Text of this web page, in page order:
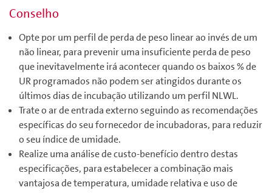
Conselho
Opte por um perfil de perda de peso linear ao invés de um
não linear, para prevenir uma insuficiente perda de peso
que inevitavelmente irá acontecer quando os baixos % de
UR programados não podem ser atingidos durante os
últimos dias de incubação utilizando um perfil NLWL.
Trate o ar de entrada externo seguindo as recomendações
específicas do seu fornecedor de incubadoras, para reduzir
o seu índice de umidade.
Realize uma análise de custo-benefício dentro destas
especificações, para estabelecer a combinação mais
vantajosa de temperatura, umidade relativa e uso de